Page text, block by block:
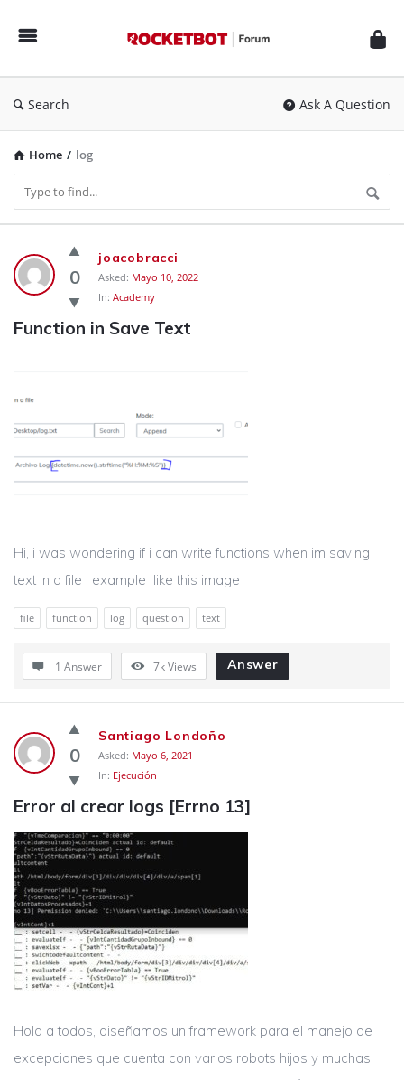
Forum
Search Ask A Question
Home / log
Rocketbot
Forum
Latest
Questions
0
joacobracci
Asked: Mayo 10, 2022
In: Academy
Function in Save Text
Hi, i was wondering if i can write functions when im saving
text in a file , example like this image
file function log question text
1 Answer 7kViews Answer
0
Santiago Londoño
Asked: Mayo 6, 2021
In: Ejecución
Error al crear logs [Errno 13]
Hola a todos, diseñamos un framework para el manejo de
excepciones que cuenta con varios robots hijos y muchas